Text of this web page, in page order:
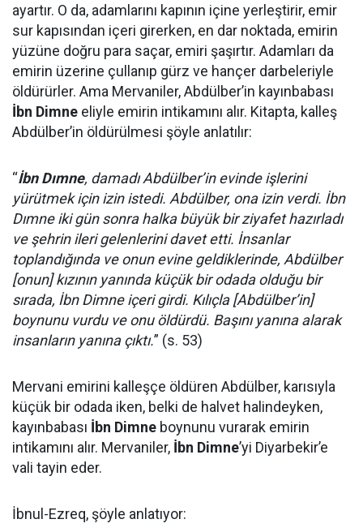
ayartır. O da, adamlarını kapının içine yerleştirir, emir
sur kapısından içeri girerken, en dar noktada, emirin
yüzüne doğru para saçar, emiri şaşırtır. Adamları da
emirin üzerine çullanıp gürz ve hançer darbeleriyle
öldürürler. Ama Mervaniler, Abdülber’in kayınbabası
İbn Dimne eliyle emirin intikamını alır. Kitapta, kalleş
Abdülber’in öldürülmesi şöyle anlatılır:
“İbn Dımne, damadı Abdülber’in evinde işlerini
yürütmek için izin istedi. Abdülber, ona izin verdi. İbn
Dımne iki gün sonra halka büyük bir ziyafet hazırladı
ve şehrin ileri gelenlerini davet etti. İnsanlar
toplandığında ve onun evine geldiklerinde, Abdülber
[onun] kızının yanında küçük bir odada olduğu bir
sırada, İbn Dimne içeri girdi. Kılıçla [Abdülber’in]
boynunu vurdu ve onu öldürdü. Başını yanına alarak
insanların yanına çıktı.” (s. 53)
Mervani emirini kalleşçe öldüren Abdülber, karısıyla
küçük bir odada iken, belki de halvet halindeyken,
kayınbabası İbn Dimne boynunu vurarak emirin
intikamını alır. Mervaniler, İbn Dimne’yi Diyarbekir’e
vali tayin eder.
İbnul-Ezreq, şöyle anlatıyor: